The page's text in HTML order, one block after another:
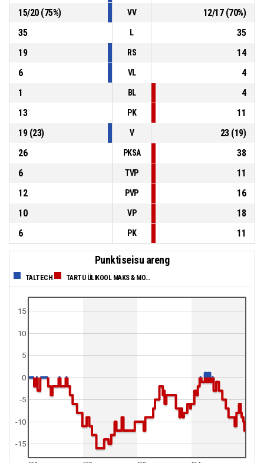
15/20(75%) VV 12/17(70%)
35
L
35
19
RS
14
6
VL
4
1
BL
4
13
PK
11
19(23) V 23(19)
26
PKSA
38
6
TVP
11
12
PVP
16
10
VP
18
6
PK 11
Punktiseisu areng
TALTECH TARTU ÜLIKOOL MAKS & MOORITS
0
5
10
15
-15
-10
-5